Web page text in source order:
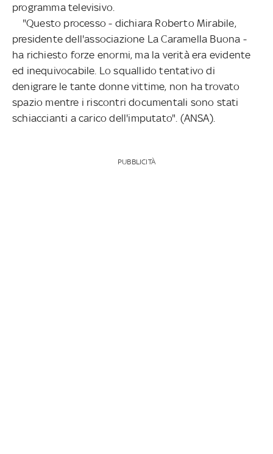
programma televisivo.
"Questo processo - dichiara Roberto Mirabile,
presidente dell'associazione La Caramella Buona -
ha richiesto forze enormi, ma la verità era evidente
ed inequivocabile. Lo squallido tentativo di
denigrare le tante donne vittime, non ha trovato
spazio mentre i riscontri documentali sono stati
schiaccianti a carico dell'imputato". (ANSA).
PUBBLICITÀ